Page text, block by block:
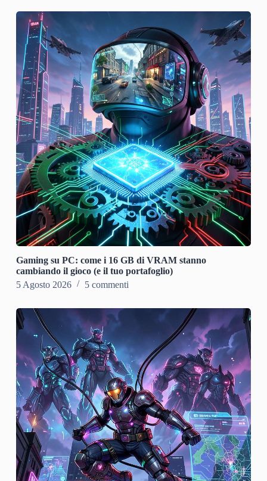
Gaming su PC: come i 16 GB di VRAM stanno
cambiando il gioco (e il tuo portafoglio)
5 Agosto 2026
5 commenti